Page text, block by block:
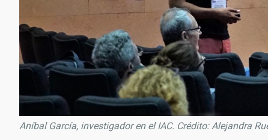
Aníbal García, investigador en el IAC. Crédito: Alejandra